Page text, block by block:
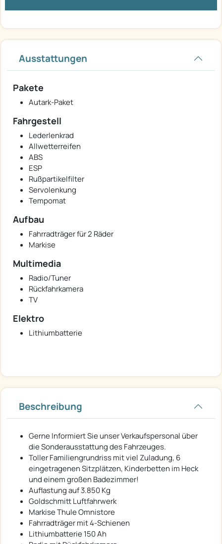
Ausstattungen
Pakete
Autark-Paket
Fahrgestell
Lederlenkrad
Allwetterreifen
ABS
ESP
Rußpartikelfilter
Servolenkung
Tempomat
Aufbau
Fahrradträger für 2 Räder
Markise
Multimedia
Radio/Tuner
Rückfahrkamera
TV
Elektro
Lithiumbatterie
Beschreibung
Gerne Informiert Sie unser Verkaufspersonal über
die Sonderausstattung des Fahrzeuges.
Toller Familiengrundriss mit viel Zuladung, 6
eingetragenen Sitzplätzen, Kinderbetten im Heck
und einem großen Badezimmer!
Auflastung auf 3.850 Kg
Goldschmitt Luftfahrwerk
Markise Thule Omnistore
Fahrradträger mit 4-Schienen
Lithiumbatterie 150 Ah